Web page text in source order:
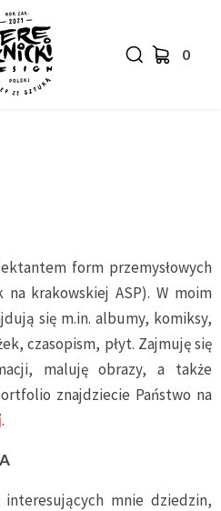
0
form przemysłowych
krakowskiej ASP). W moim
się m.in. albumy, komiksy,
czasopism, płyt. Zajmuję się
maluję obrazy, a także
znajdziecie Państwo na
.
mnie dziedzin,